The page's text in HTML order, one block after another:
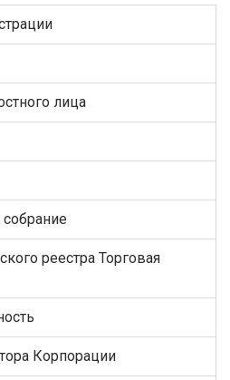
лица
реестра Торговая
Корпорации